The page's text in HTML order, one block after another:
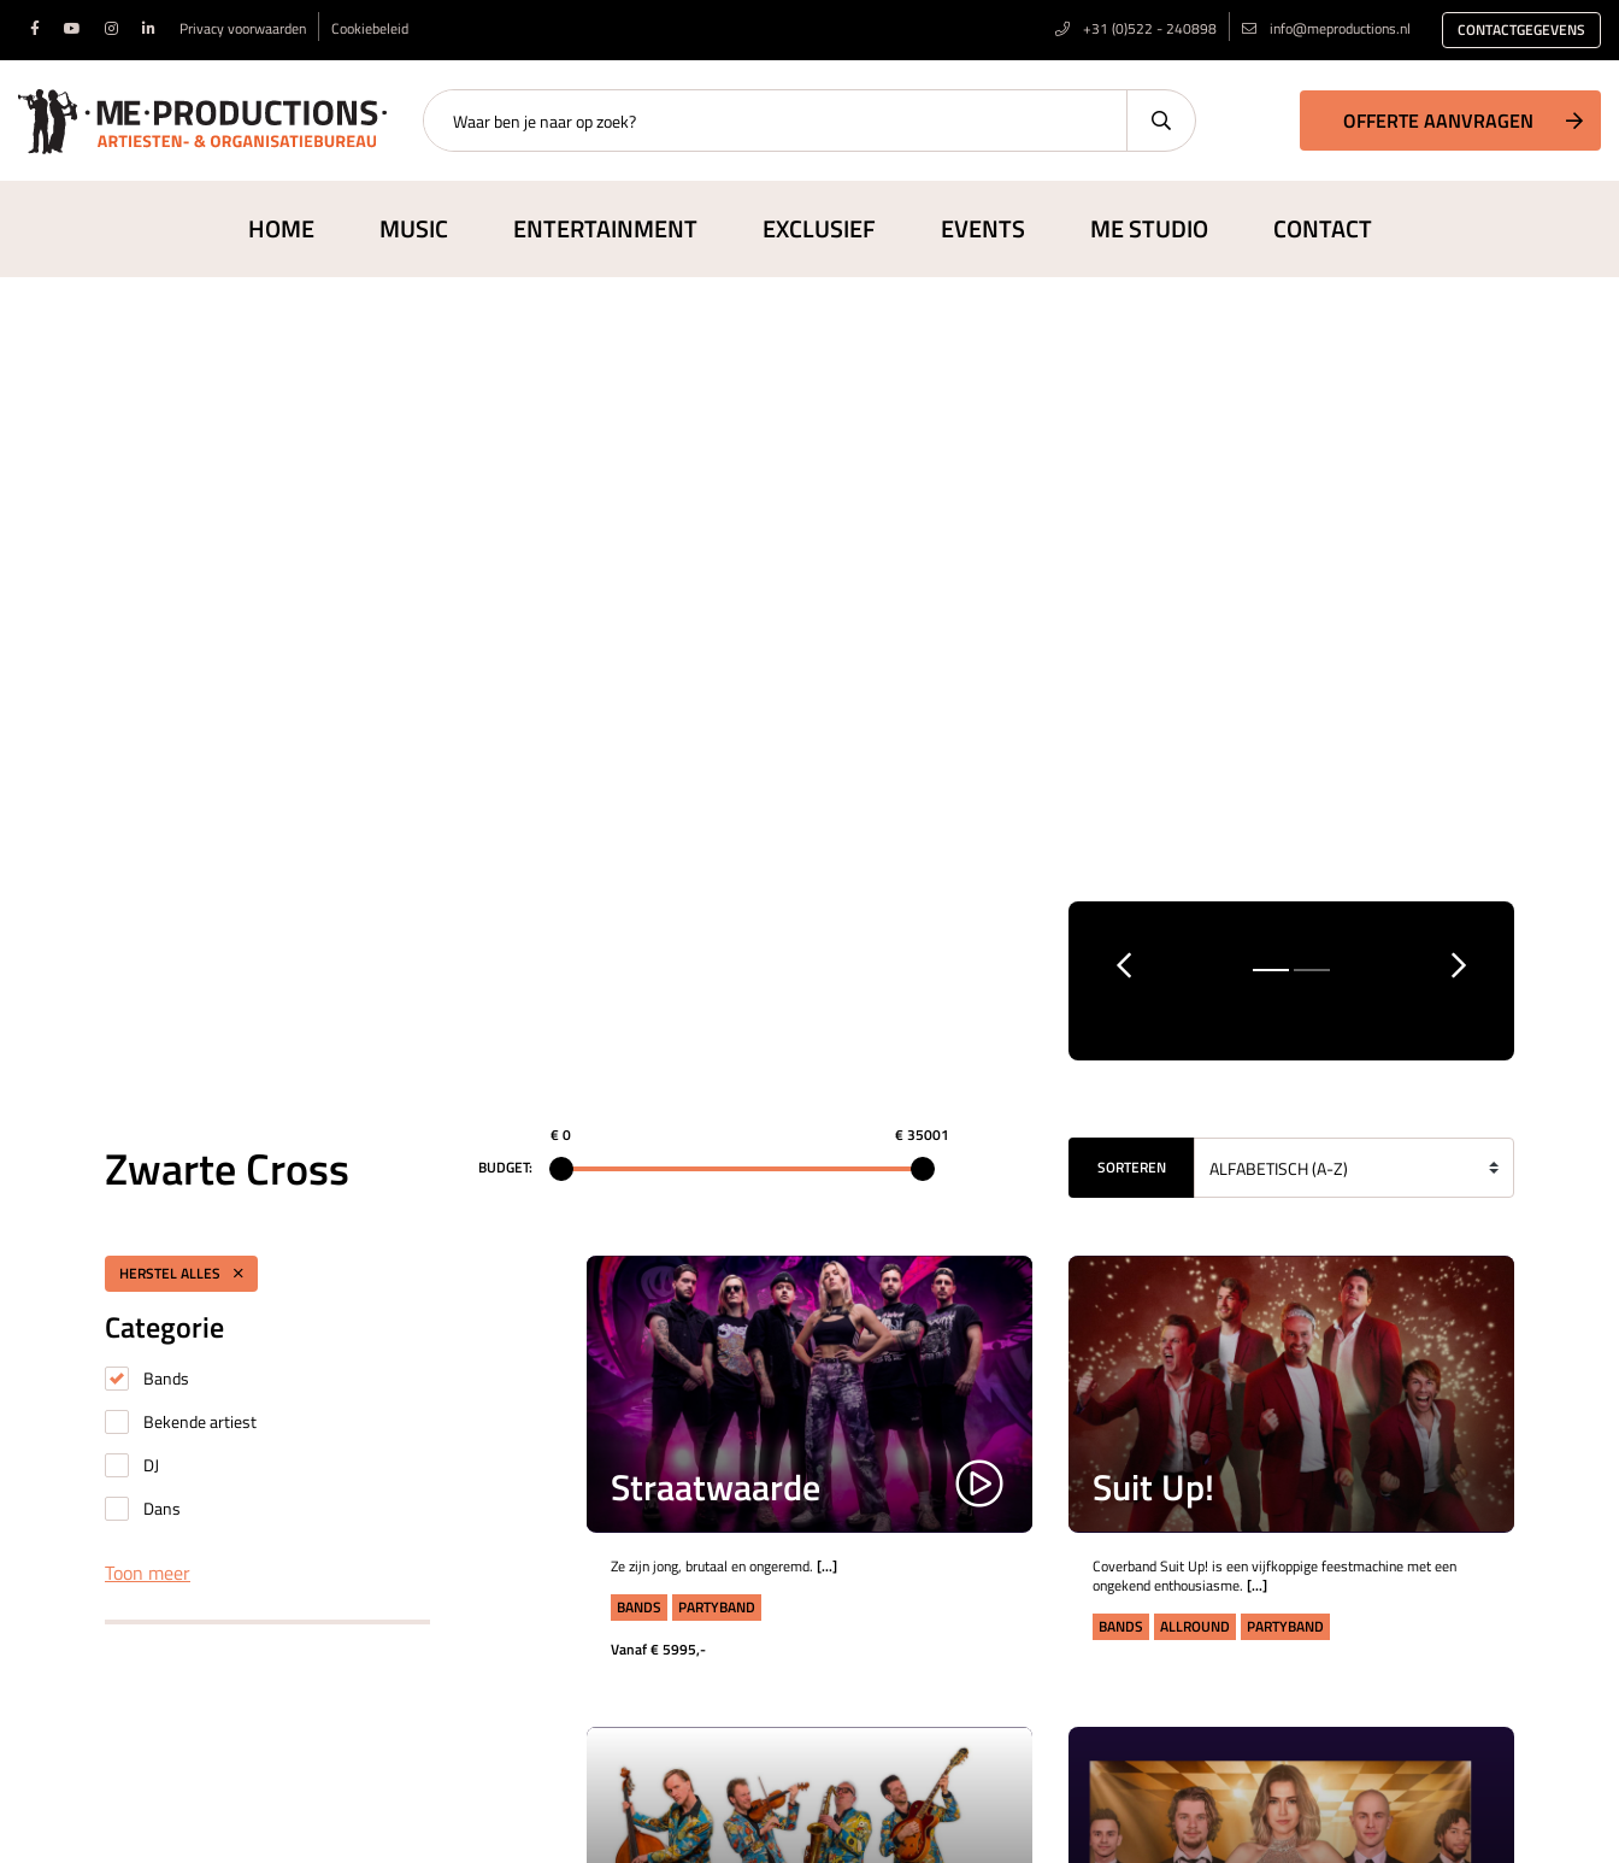
Privacy voorwaarden Cookiebeleid +31 (0)522 - 240898 info@meproductions.nl CONTACTGEGEVENS
OFFERTE AANVRAGEN
HOME MUSIC ENTERTAINMENT EXCLUSIEF EVENTS ME STUDIO CONTACT
Zwarte Cross BUDGET:
€ 0
€ 35001
SORTEREN
HERSTEL ALLES
Categorie
Bands
Bekende artiest
DJ
Dans
Toon meer
Straatwaarde
Ze zijn jong, brutaal en ongeremd. [...]
BANDS
PARTYBAND
Vanaf € 5995,-
Suit Up!
Coverband Suit Up! is een vijfkoppige feestmachine met een
ongekend enthousiasme. [...]
BANDS
ALLROUND PARTYBAND